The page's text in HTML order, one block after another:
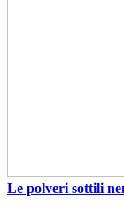
Le polveri sottili